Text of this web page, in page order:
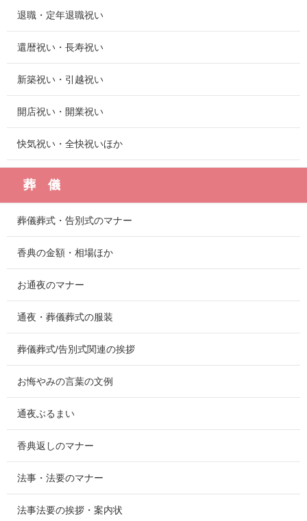
退職・定年退職祝い
還暦祝い・長寿祝い
新築祝い・引越祝い
開店祝い・開業祝い
快気祝い・全快祝いほか
葬 儀
葬儀葬式・告別式のマナー
香典の金額・相場ほか
お通夜のマナー
通夜・葬儀葬式の服装
葬儀葬式/告別式関連の挨拶
お悔やみの言葉の文例
通夜ぶるまい
香典返しのマナー
法事・法要のマナー
法事法要の挨拶・案内状